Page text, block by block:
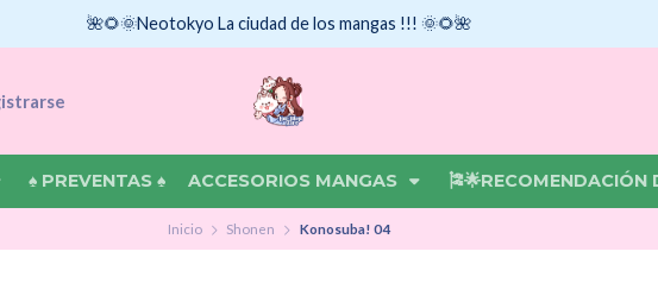
♠ PREVENTAS ♠ ACCESORIOS MANGAS 🎏🌟RECOMENDACIÓN
🌺🌻🌞Neotokyo La ciudad de los mangas !!! 🌞🌻🌺
Inicio Shonen Konosuba! 04